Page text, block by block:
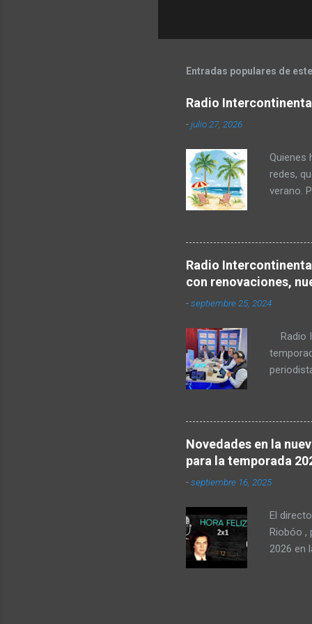
Entradas populares de
Radio
-julio 27, 2026
Quienes
redes,
verano.
MHz de
Radio
con renovaciones,
-septiembre 25, 2024
Radio
dieron la
esta
toda
los
Novedades en la
para la temporada
-septiembre 16, 2025
El
Riobóo ,
2026 en